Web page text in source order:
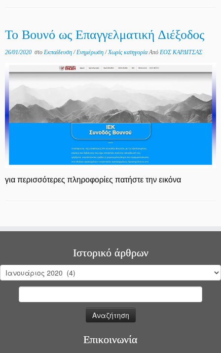
Το Βουνό ως Επαγγελματική Διέξοδος
26/01/2020 στο Εκπαίδευση / Ενημέρωση / Χωρίς κατηγορίαΑπό ΕΟΣ ΚΑΡΔΙΤΣΑΣ
για περισσότερες πληροφορίες πατήστε την εικόνα
Ιστορικό άρθρων
Ιστορικό
άρθρων
Επικοινωνία